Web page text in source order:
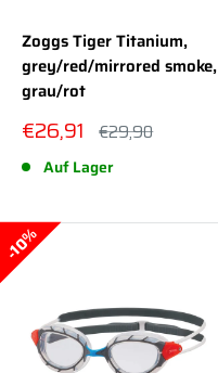
Zoggs Tiger Titanium,
grey/red/mirrored smoke,
grau/rot
Sonderpreis
€26,91 Normalpreis
€29,90
Auf Lager
10%